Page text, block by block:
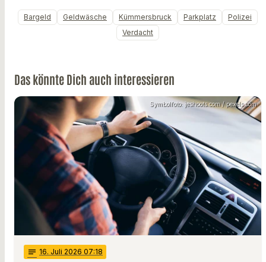
Bargeld Geldwäsche Kümmersbruck Parkplatz
Polizei
Verdacht
Das könnte Dich auch interessieren
Symbolfoto: jeshoots.com / pexels.com
notes 16. Juli 2026 07:18